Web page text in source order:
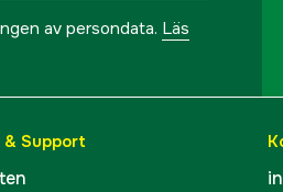
av persondata. Läs
Support